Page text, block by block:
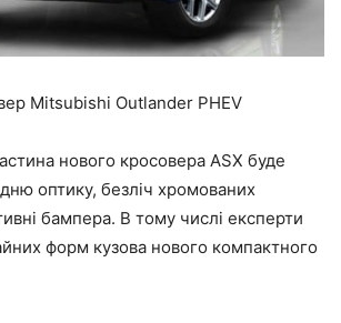
Mitsubishi Outlander PHEV
нового кросовера ASX буде
оптику, безліч хромованих
бампера. В тому числі експерти
форм кузова нового компактного